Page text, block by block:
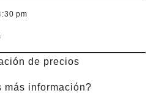
pm
de precios
más información?